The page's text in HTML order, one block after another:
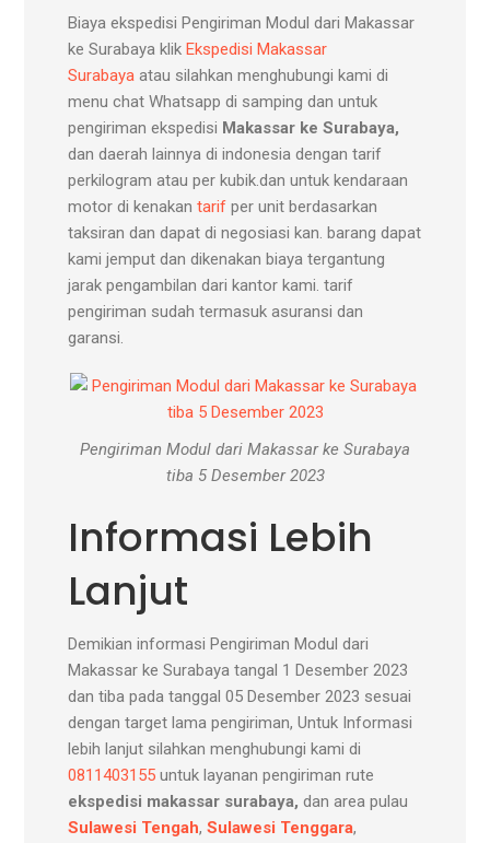
Biaya ekspedisi Pengiriman Modul dari Makassar
ke Surabaya klikEkspedisi Makassar
Surabaya atau silahkan menghubungi kami di
menu chat Whatsapp di samping dan untuk
pengiriman ekspedisi Makassar ke Surabaya,
dan daerah lainnya di indonesia dengan tarif
perkilogram atau per kubik.dan untuk kendaraan
motor di kenakantarif per unit berdasarkan
taksiran dan dapat di negosiasi kan. barang dapat
kami jemput dan dikenakan biaya tergantung
jarak pengambilan dari kantor kami. tarif
pengiriman sudah termasuk asuransi dan
garansi.
Pengiriman Modul dari Makassar ke Surabaya
tiba 5 Desember 2023
Informasi Lebih
Lanjut
Demikian informasi Pengiriman Modul dari
Makassar ke Surabaya tangal 1 Desember 2023
dan tiba pada tanggal 05 Desember 2023 sesuai
dengan target lama pengiriman, Untuk Informasi
lebih lanjut silahkan menghubungi kami di
0811403155 untuk layanan pengiriman rute
ekspedisi makassar surabaya,dan area pulau
Sulawesi Tengah,Sulawesi Tenggara,